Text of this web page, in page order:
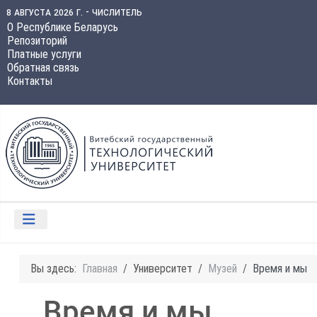
8 августа 2026 г. - числитель
О Республике Беларусь
Репозиторий
Платные услуги
Обратная связь
Контакты
Вы здесь: Главная Университет Музей Время и мы